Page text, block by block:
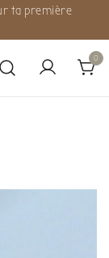
ta première
0